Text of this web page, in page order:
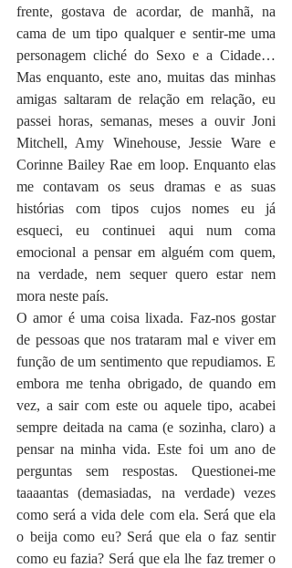
frente, gostava de acordar, de manhã, na
cama de um tipo qualquer e sentir-me uma
personagem cliché do Sexo e a Cidade…
Mas enquanto, este ano, muitas das minhas
amigas saltaram de relação em relação, eu
passei horas, semanas, meses a ouvir Joni
Mitchell, Amy Winehouse, Jessie Ware e
Corinne Bailey Rae em loop. Enquanto elas
me contavam os seus dramas e as suas
histórias com tipos cujos nomes eu já
esqueci, eu continuei aqui num coma
emocional a pensar em alguém com quem,
na verdade, nem sequer quero estar nem
mora neste país.
O amor é uma coisa lixada. Faz-nos gostar
de pessoas que nos trataram mal e viver em
função de um sentimento que repudiamos. E
embora me tenha obrigado, de quando em
vez, a sair com este ou aquele tipo, acabei
sempre deitada na cama (e sozinha, claro) a
pensar na minha vida. Este foi um ano de
perguntas sem respostas. Questionei-me
taaaantas (demasiadas, na verdade) vezes
como será a vida dele com ela. Será que ela
o beija como eu? Será que ela o faz sentir
como eu fazia? Será que ela lhe faz tremer o